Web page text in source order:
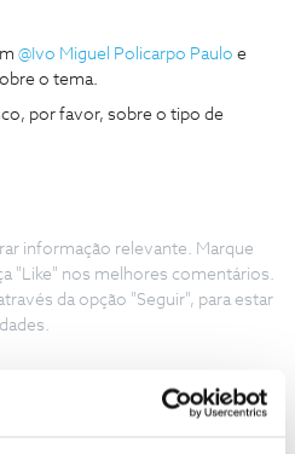
@Ivo Miguel Policarpo Paulo e
o tema.
por favor, sobre o tipo de
informação relevante. Marque
"Like" nos melhores comentários.
da opção "Seguir", para estar